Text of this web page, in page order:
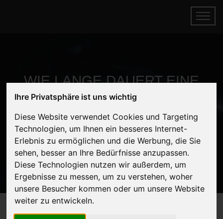
Ihre Privatsphäre ist uns wichtig
Diese Website verwendet Cookies und Targeting
Technologien, um Ihnen ein besseres Internet-
Erlebnis zu ermöglichen und die Werbung, die Sie
sehen, besser an Ihre Bedürfnisse anzupassen.
Diese Technologien nutzen wir außerdem, um
Ergebnisse zu messen, um zu verstehen, woher
unsere Besucher kommen oder um unsere Website
weiter zu entwickeln.
WIE LANGE DAUERT EINE
FAHRZEUGABHOLUNG - WIE
VIEL ZEIT EINKALKULIEREN?
Startseite Fragen